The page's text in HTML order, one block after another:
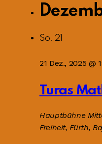
So. 21
21 Dez., 2025 @
Turas
Hauptbühne
Freiheit, Fürth,